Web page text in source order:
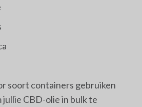
soort containers gebruiken
jullie CBD-olie in bulk te